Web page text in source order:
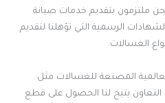
نحن ملتزمون بتقديم خدمات صيانة
الرسمية التي تؤهلنا لتقديم
الغسالات.
المصنعة للغسالات مثل
يتيح لنا الحصول على قطع